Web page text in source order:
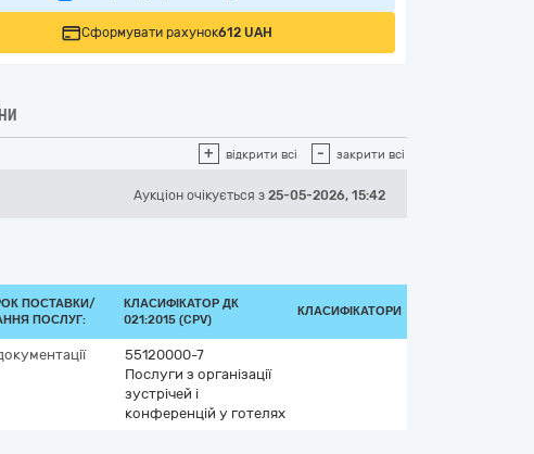
Сформувати рахунок612 UAH
+ відкрити всі - закрити всі
Аукціон очікується з 25-05-2026, 15:42
ПОСТАВКИ/
ПОСЛУГ:
КЛАСИФІКАТОР ДК
021:2015 (CPV)
КЛАСИФІКАТОРИ
55120000-7
Послуги з організації
зустрічей і
конференцій у готелях